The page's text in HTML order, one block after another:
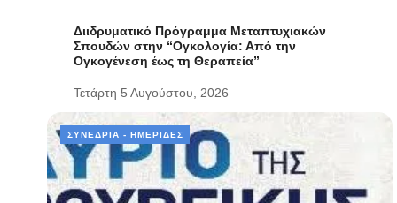
Διιδρυματικό Πρόγραμμα Μεταπτυχιακών
Σπουδών στην “Ογκολογία: Από την
Ογκογένεση έως τη Θεραπεία”
Τετάρτη 5 Αυγούστου, 2026
ΣΥΝΈΔΡΙΑ - ΗΜΕΡΊΔΕΣ